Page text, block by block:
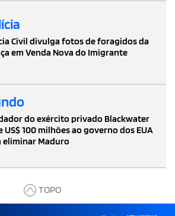
Civil divulga fotos de foragidos da
em Venda Nova do Imigrante
do exército privado Blackwater
US$ 100 milhões ao governo dos EUA
eliminar Maduro
TOPO